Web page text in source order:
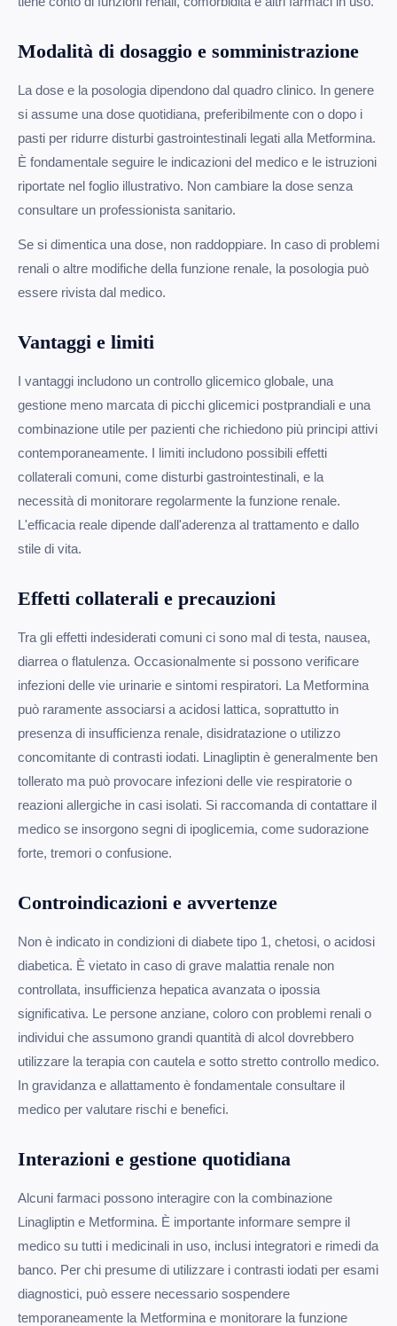
Modalità di dosaggio e somministrazione
La dose e la posologia dipendono dal quadro clinico. In genere
si assume una dose quotidiana, preferibilmente con o dopo i
pasti per ridurre disturbi gastrointestinali legati alla Metformina.
È fondamentale seguire le indicazioni del medico e le istruzioni
riportate nel foglio illustrativo. Non cambiare la dose senza
consultare un professionista sanitario.
Se si dimentica una dose, non raddoppiare. In caso di problemi
renali o altre modifiche della funzione renale, la posologia può
essere rivista dal medico.
Vantaggi e limiti
I vantaggi includono un controllo glicemico globale, una
gestione meno marcata di picchi glicemici postprandiali e una
combinazione utile per pazienti che richiedono più principi attivi
contemporaneamente. I limiti includono possibili effetti
collaterali comuni, come disturbi gastrointestinali, e la
necessità di monitorare regolarmente la funzione renale.
L'efficacia reale dipende dall'aderenza al trattamento e dallo
stile di vita.
Effetti collaterali e precauzioni
Tra gli effetti indesiderati comuni ci sono mal di testa, nausea,
diarrea o flatulenza. Occasionalmente si possono verificare
infezioni delle vie urinarie e sintomi respiratori. La Metformina
può raramente associarsi a acidosi lattica, soprattutto in
presenza di insufficienza renale, disidratazione o utilizzo
concomitante di contrasti iodati. Linagliptin è generalmente ben
tollerato ma può provocare infezioni delle vie respiratorie o
reazioni allergiche in casi isolati. Si raccomanda di contattare il
medico se insorgono segni di ipoglicemia, come sudorazione
forte, tremori o confusione.
Controindicazioni e avvertenze
Non è indicato in condizioni di diabete tipo 1, chetosi, o acidosi
diabetica. È vietato in caso di grave malattia renale non
controllata, insufficienza hepatica avanzata o ipossia
significativa. Le persone anziane, coloro con problemi renali o
individui che assumono grandi quantità di alcol dovrebbero
utilizzare la terapia con cautela e sotto stretto controllo medico.
In gravidanza e allattamento è fondamentale consultare il
medico per valutare rischi e benefici.
Interazioni e gestione quotidiana
Alcuni farmaci possono interagire con la combinazione
Linagliptin e Metformina. È importante informare sempre il
medico su tutti i medicinali in uso, inclusi integratori e rimedi da
banco. Per chi presume di utilizzare i contrasti iodati per esami
diagnostici, può essere necessario sospendere
temporaneamente la Metformina e monitorare la funzione